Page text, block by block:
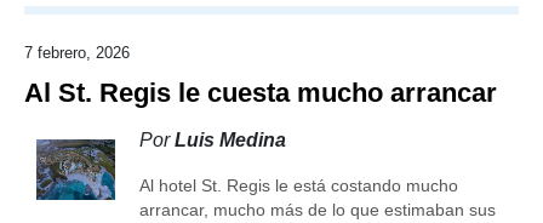
7 febrero, 2026
Al St. Regis le cuesta mucho arrancar
PorLuis Medina
Al hotel St. Regis le está costando mucho
arrancar, mucho más de lo que estimaban sus